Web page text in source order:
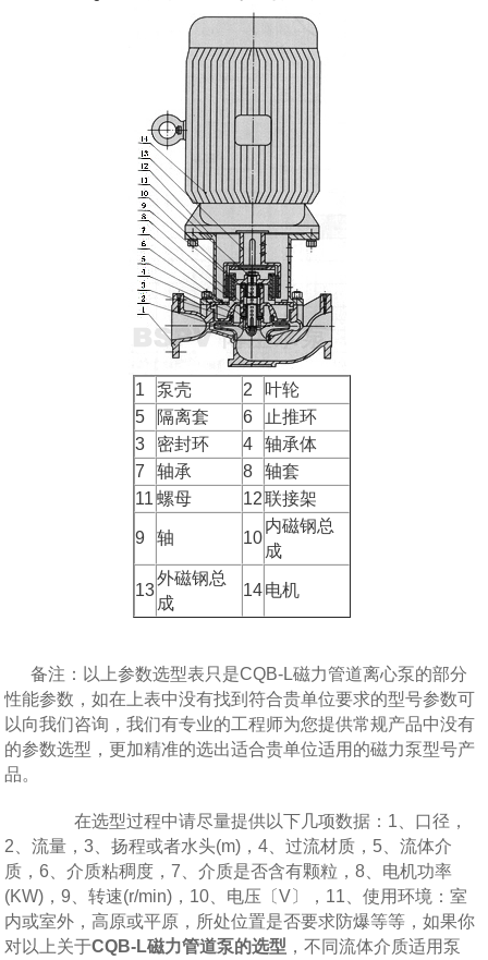
1 泵壳 2
叶轮
5
隔离套 6
止推环
3
密封环 4
轴承体
7
轴承 8
轴套
11 螺母 12联接架
9 轴 10
内磁钢总
成
13
外磁钢总
成
14 电机
备注：以上参数选型表只是CQB-L磁力管道离心泵的部分
性能参数，如在上表中没有找到符合贵单位要求的型号参数可
以向我们咨询，我们有专业的工程师为您提供常规产品中没有
的参数选型，更加精准的选出适合贵单位适用的磁力泵型号产
品。
在选型过程中请尽量提供以下几项数据：1、口径，
2、流量，3、扬程或者水头(m)，4、过流材质，5、流体介
质，6、介质粘稠度，7、介质是否含有颗粒，8、电机功率
(KW)，9、转速(r/min)，10、电压〔V〕，11、使用环境：室
内或室外，高原或平原，所处位置是否要求防爆等等，如果你
对以上关于CQB-L磁力管道泵的选型 ，不同流体介质适用泵